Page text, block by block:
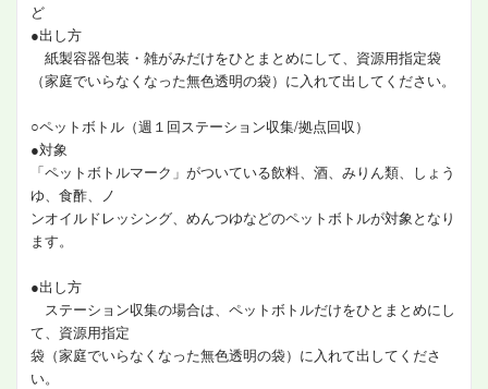
ど
●出し方
紙製容器包装・雑がみだけをひとまとめにして、資源用指定袋
（家庭でいらなくなった無色透明の袋）に入れて出してください。
○ペットボトル（週１回ステーション収集/拠点回収）
●対象
「ペットボトルマーク」がついている飲料、酒、みりん類、しょう
ゆ、食酢、ノ
ンオイルドレッシング、めんつゆなどのペットボトルが対象となり
ます。
●出し方
ステーション収集の場合は、ペットボトルだけをひとまとめにし
て、資源用指定
袋（家庭でいらなくなった無色透明の袋）に入れて出してくださ
い。